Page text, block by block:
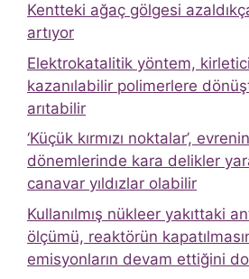
Kentteki ağaç gölgesi
artıyor
Elektrokatalitik yöntem,
kazanılabilir polimerlere
arıtabilir
‘Küçük kırmızı noktalar’,
dönemlerinde kara delikler
canavar yıldızlar olabilir
Kullanılmış nükleer yakıttaki
ölçümü, reaktörün
emisyonların devam ettiğini